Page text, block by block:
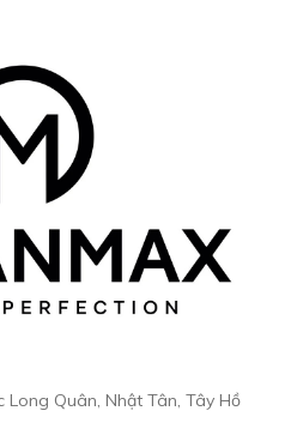
Long Quân, Nhật Tân, Tây Hồ